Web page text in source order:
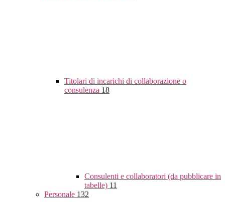
Titolari di incarichi di collaborazione o
consulenza 18
Consulenti e collaboratori (da pubblicare in
tabelle) 11
Personale 132